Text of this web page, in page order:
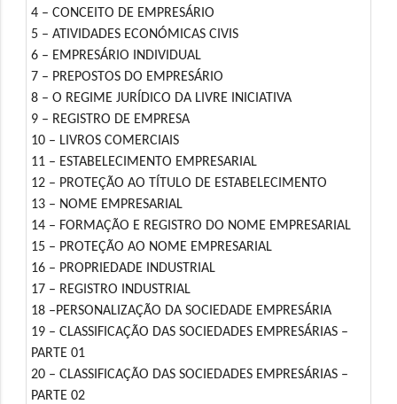
4 – CONCEITO DE EMPRESÁRIO
5 – ATIVIDADES ECONÓMICAS CIVIS
6 – EMPRESÁRIO INDIVIDUAL
7 – PREPOSTOS DO EMPRESÁRIO
8 – O REGIME JURÍDICO DA LIVRE INICIATIVA
9 – REGISTRO DE EMPRESA
10 – LIVROS COMERCIAIS
11 – ESTABELECIMENTO EMPRESARIAL
12 – PROTEÇÃO AO TÍTULO DE ESTABELECIMENTO
13 – NOME EMPRESARIAL
14 – FORMAÇÃO E REGISTRO DO NOME EMPRESARIAL
15 – PROTEÇÃO AO NOME EMPRESARIAL
16 – PROPRIEDADE INDUSTRIAL
17 – REGISTRO INDUSTRIAL
18 –PERSONALIZAÇÃO DA SOCIEDADE EMPRESÁRIA
19 – CLASSIFICAÇÃO DAS SOCIEDADES EMPRESÁRIAS –
PARTE 01
20 – CLASSIFICAÇÃO DAS SOCIEDADES EMPRESÁRIAS –
PARTE 02